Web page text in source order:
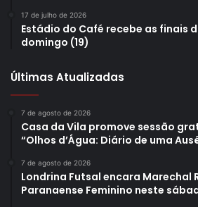
17 de julho de 2026
Estádio do Café recebe as finais
domingo (19)
Últimas Atualizadas
7 de agosto de 2026
Casa da Vila promove sessão
“Olhos d’Água: Diário de uma
7 de agosto de 2026
Londrina Futsal encara Marechal
Paranaense Feminino neste